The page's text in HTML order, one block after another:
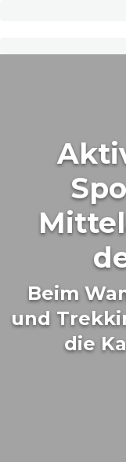
Beim
und
die